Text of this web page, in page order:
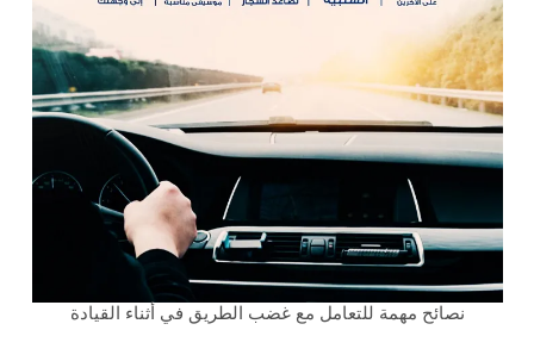
نصائح مهمة للتعامل مع غضب الطريق في أثناء القيادة